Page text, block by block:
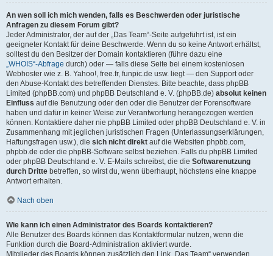
An wen soll ich mich wenden, falls es Beschwerden oder juristische
Anfragen zu diesem Forum gibt?
Jeder Administrator, der auf der „Das Team“-Seite aufgeführt ist, ist ein
geeigneter Kontakt für deine Beschwerde. Wenn du so keine Antwort erhältst,
solltest du den Besitzer der Domain kontaktieren (führe dazu eine
„WHOIS“-Abfrage durch) oder — falls diese Seite bei einem kostenlosen
Webhoster wie z. B. Yahoo!, free.fr, funpic.de usw. liegt — den Support oder
den Abuse-Kontakt des betreffenden Dienstes. Bitte beachte, dass phpBB
Limited (phpBB.com) und phpBB Deutschland e. V. (phpBB.de) absolut keinen
Einfluss auf die Benutzung oder den oder die Benutzer der Forensoftware
haben und dafür in keiner Weise zur Verantwortung herangezogen werden
können. Kontaktiere daher nie phpBB Limited oder phpBB Deutschland e. V. in
Zusammenhang mit jeglichen juristischen Fragen (Unterlassungserklärungen,
Haftungsfragen usw.), die sich nicht direkt auf die Websiten phpbb.com,
phpbb.de oder die phpBB-Software selbst beziehen. Falls du phpBB Limited
oder phpBB Deutschland e. V. E-Mails schreibst, die die Softwarenutzung
durch Dritte betreffen, so wirst du, wenn überhaupt, höchstens eine knappe
Antwort erhalten.
Nach oben
Wie kann ich einen Administrator des Boards kontaktieren?
Alle Benutzer des Boards können das Kontaktformular nutzen, wenn die
Funktion durch die Board-Administration aktiviert wurde.
Mitglieder des Boards können zusätzlich den Link „Das Team“ verwenden.